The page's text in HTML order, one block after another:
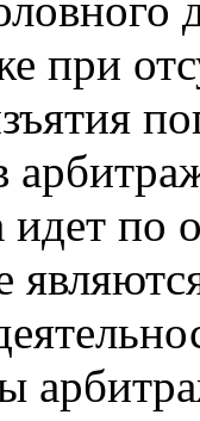
при
идет по